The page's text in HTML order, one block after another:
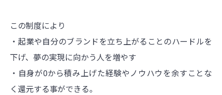
この制度により
・起業や自分のブランドを立ち上がることのハードルを
下げ、夢の実現に向かう人を増やす
・自身が0から積み上げた経験やノウハウを余すことな
く還元する事ができる。